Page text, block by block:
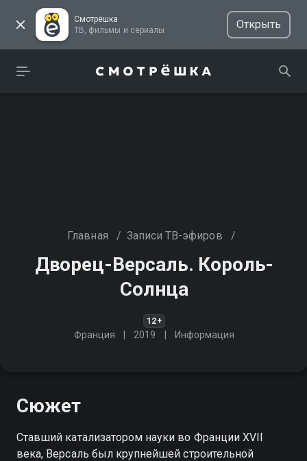
Смотрёшка
ТВ, фильмы и сериалы
Открыть
Главная / Записи ТВ-эфиров /
Дворец-Версаль. Король-
Солнца
12+
Франция 2019 Информация
Сюжет
Ставший катализатором науки во Франции XVII
века, Версаль был крупнейшей строительной